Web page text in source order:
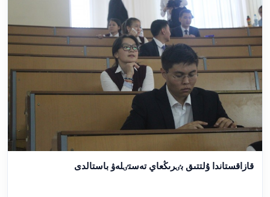
قازاقستاندا ۇلتتىق بٸرىڭعاي تەستٸلەۋ باستالدى